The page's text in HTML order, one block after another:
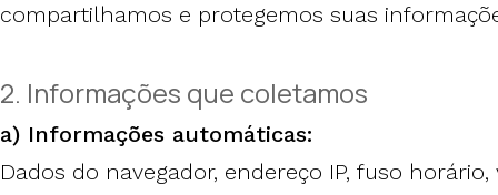
compartilhamos e protegemos suas
2. Informações que coletamos
a) Informações automáticas:
Dados do navegador, endereço IP, fuso